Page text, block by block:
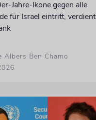
Jahre-Ikone gegen alle
für Israel eintritt, verdient
Albers Ben Chamo